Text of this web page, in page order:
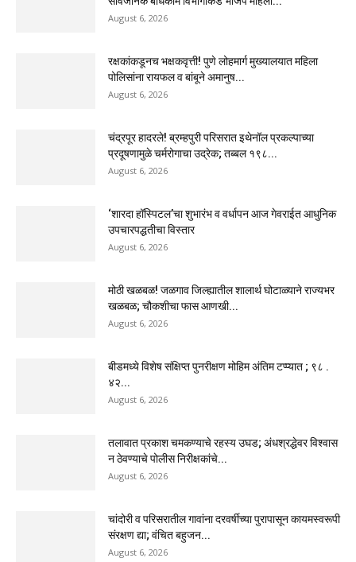
August 6, 2026
रक्षकांकडूनच भक्षकवृत्ती! पुणे लोहमार्ग मुख्यालयात महिला
पोलिसांना रायफल व बांबूने अमानुष...
August 6, 2026
चंद्रपूर हादरले! ब्रम्हपुरी परिसरात इथेनॉल प्रकल्पाच्या
प्रदूषणामुळे चर्मरोगाचा उद्रेक; तब्बल १९८...
August 6, 2026
‘शारदा हॉस्पिटल’चा शुभारंभ व वर्धापन आज गेवराईत आधुनिक
उपचारपद्धतीचा विस्तार
August 6, 2026
मोठी खळबळ! जळगाव जिल्ह्यातील शालार्थ घोटाळ्याने राज्यभर
खळबळ; चौकशीचा फास आणखी...
August 6, 2026
बीडमध्ये विशेष संक्षिप्त पुनरीक्षण मोहिम अंतिम टप्प्यात ; ९८ .
४२...
August 6, 2026
तलावात प्रकाश चमकण्याचे रहस्य उघड; अंधश्रद्धेवर विश्वास
न ठेवण्याचे पोलीस निरीक्षकांचे...
August 6, 2026
चांदोरी व परिसरातील गावांना दरवर्षीच्या पुरापासून कायमस्वरूपी
संरक्षण द्या; वंचित बहुजन...
August 6, 2026